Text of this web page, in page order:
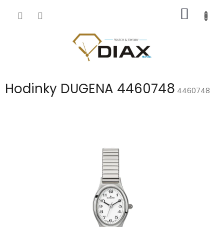
KOŠÍK
Hodinky DUGENA 4460748 4460748